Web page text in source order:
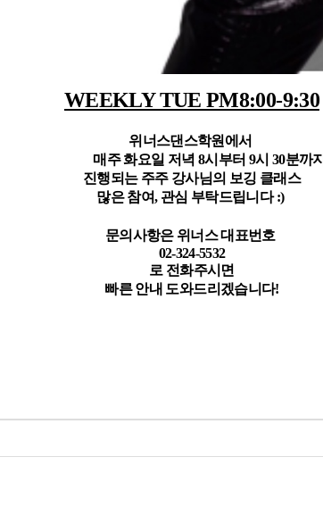
WEEKLY TUE PM8:00-9:30
위너스댄스학원에서
매주 화요일 저녁 8시부터 9시 30분까지
진행되는 주주 강사님의 보깅 클래스
많은 참여, 관심 부탁드립니다 :)
문의사항은 위너스 대표번호
02-324-5532
로 전화주시면
빠른 안내 도와드리겠습니다!